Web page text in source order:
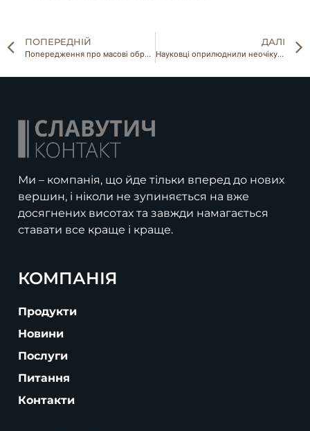
ПОПЕРЕДНІЙ
Попередження про масові обрахунки на касах магазинів перед святами
ДАЛІ
Науковці оприлюднили неочікувані факти про користь білого вина
Ми – компанія, що йде тільки вперед до нових
вершин, і ніколи не зупиняється на вже
досягнених висотах та завжди намагається
ставати все краще і краще.
КОМПАНІЯ
Продукти
Новини
Послуги
Питання
Контакти